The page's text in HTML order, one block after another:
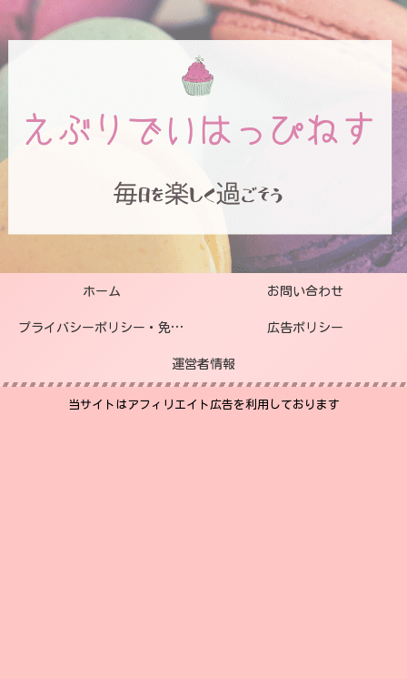
ホーム お問い合わせ
プライバシーポリシー・免責事項 広告ポリシー
運営者情報
当サイトはアフィリエイト広告を利用しております